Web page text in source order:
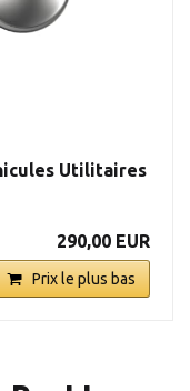
Utilitaires
290,00 EUR
Prix le plus bas